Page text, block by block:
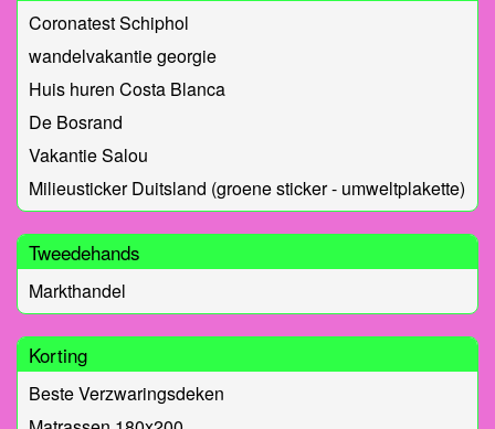
Coronatest Schiphol
wandelvakantie georgie
Huis huren Costa Blanca
De Bosrand
Vakantie Salou
Milieusticker Duitsland (groene sticker - umweltplakette)
Tweedehands
Markthandel
Korting
Beste Verzwaringsdeken